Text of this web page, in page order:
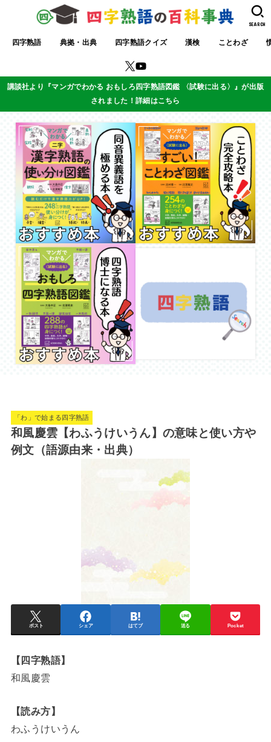
四字熟語 典拠・出典 四字熟語クイズ 漢検 ことわざ
SEARCH
講談社より『マンガでわかる おもしろ四字熟語図鑑 〈試験に出る〉』が出版
されました！詳細はこちら
「わ」で始まる四字熟語
和風慶雲【わふうけいうん】の意味と使い方や
例文（語源由来・出典）
ポスト シェア はてブ 送る Pocket
【四字熟語】
和風慶雲
【読み方】
わふうけいうん